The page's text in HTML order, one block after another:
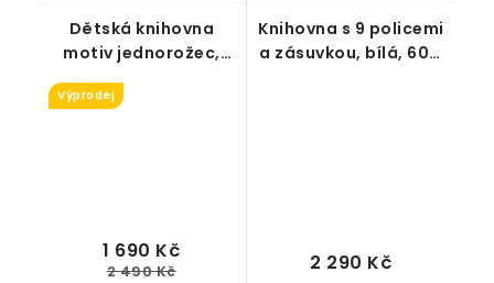
Dětská knihovna
motiv jednorožec,
růžová
Výprodej
1 690 Kč
2 490 Kč
Knihovna s 9 policemi
a zásuvkou, bílá, 60 x
2 290 Kč